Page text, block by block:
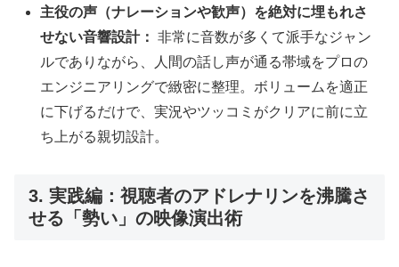
主役の声（ナレーションや歓声）を絶対に埋もれさ
せない音響設計： 非常に音数が多くて派手なジャン
ルでありながら、人間の話し声が通る帯域をプロの
エンジニアリングで緻密に整理。ボリュームを適正
に下げるだけで、実況やツッコミがクリアに前に立
ち上がる親切設計。
3. 実践編：視聴者のアドレナリンを沸騰さ
せる「勢い」の映像演出術